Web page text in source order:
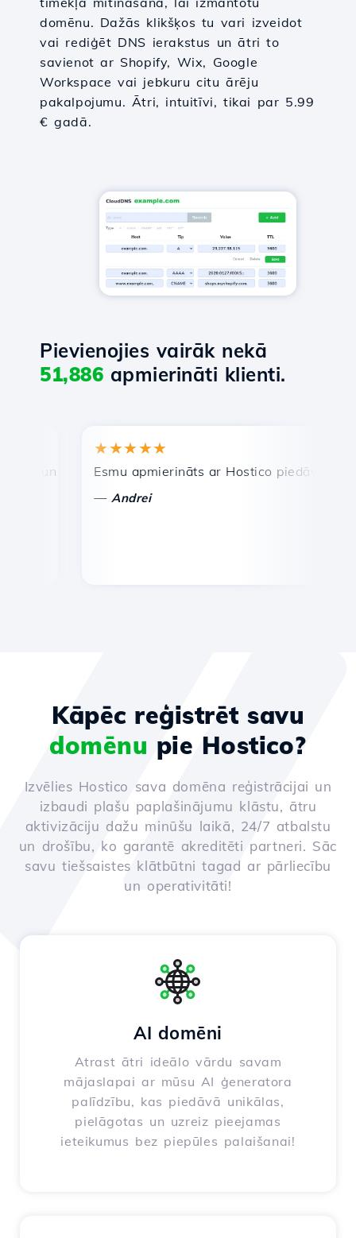
domēnu. Dažās klikšķos tu vari izveidot
vai rediģēt DNS ierakstus un ātri to
savienot ar Shopify, Wix, Google
Workspace vai jebkuru citu ārēju
pakalpojumu. Ātri, intuitīvi, tikai par 5.99
€ gadā.
Pievienojies vairāk nekā
51,886 apmierināti klienti.
un efektīva tehniskā atbalsta dienests.
★★★★★
Esmu apmierināts ar Hostico piedāvātajiem
Andrei
Kāpēc reģistrēt savu
domēnu pie Hostico?
Izvēlies Hostico sava domēna reģistrācijai un
izbaudi plašu paplašinājumu klāstu, ātru
aktivizāciju dažu minūšu laikā, 24/7 atbalstu
un drošību, ko garantē akreditēti partneri. Sāc
savu tiešsaistes klātbūtni tagad ar pārliecību
un operativitāti!
AI domēni
Atrast ātri ideālo vārdu savam
mājaslapai ar mūsu AI ģeneratora
palīdzību, kas piedāvā unikālas,
pielāgotas un uzreiz pieejamas
ieteikumus bez piepūles palaišanai!